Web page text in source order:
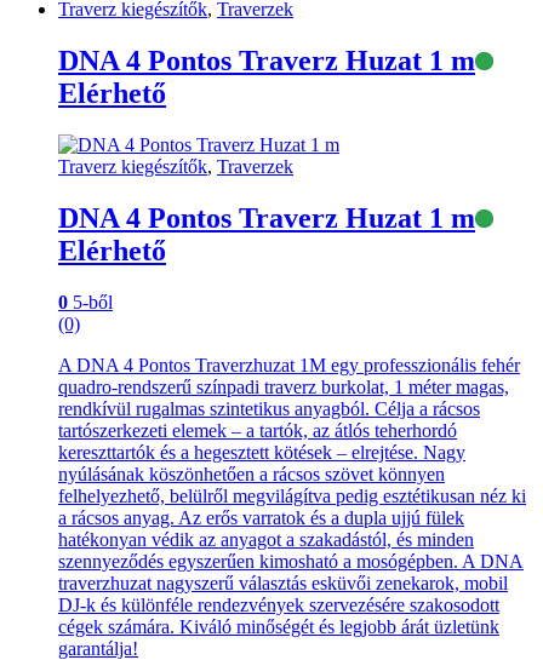
Traverz kiegészítők, Traverzek
DNA 4 Pontos Traverz Huzat 1 m
Elérhető
Traverz kiegészítők, Traverzek
DNA 4 Pontos Traverz Huzat 1 m
Elérhető
0 5-ből
(0)
A DNA 4 Pontos Traverzhuzat 1M egy professzionális fehér
quadro-rendszerű színpadi traverz burkolat, 1 méter magas,
rendkívül rugalmas szintetikus anyagból. Célja a rácsos
tartószerkezeti elemek – a tartók, az átlós teherhordó
kereszttartók és a hegesztett kötések – elrejtése. Nagy
nyúlásának köszönhetően a rácsos szövet könnyen
felhelyezhető, belülről megvilágítva pedig esztétikusan néz ki
a rácsos anyag. Az erős varratok és a dupla ujjú fülek
hatékonyan védik az anyagot a szakadástól, és minden
szennyeződés egyszerűen kimosható a mosógépben. A DNA
traverzhuzat nagyszerű választás esküvői zenekarok, mobil
DJ-k és különféle rendezvények szervezésére szakosodott
cégek számára. Kiváló minőségét és legjobb árát üzletünk
garantálja!